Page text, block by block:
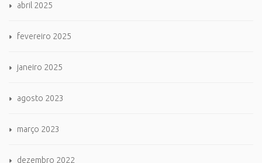
abril 2025
fevereiro 2025
janeiro 2025
agosto 2023
março 2023
dezembro 2022